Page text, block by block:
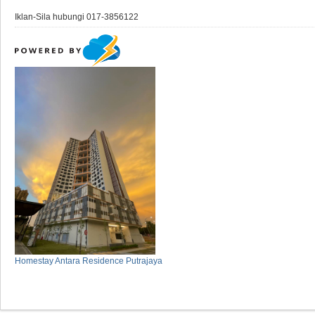
Iklan-Sila hubungi 017-3856122
Homestay Antara Residence Putrajaya